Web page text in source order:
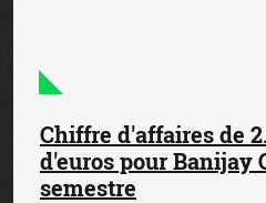
Chiffre d'affaires de
d'euros pour Banijay
semestre